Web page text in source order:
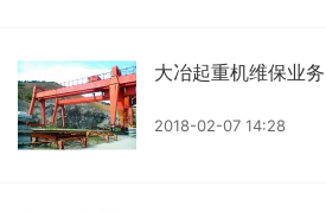
大冶起重机维保业务
2018-02-07 14:28